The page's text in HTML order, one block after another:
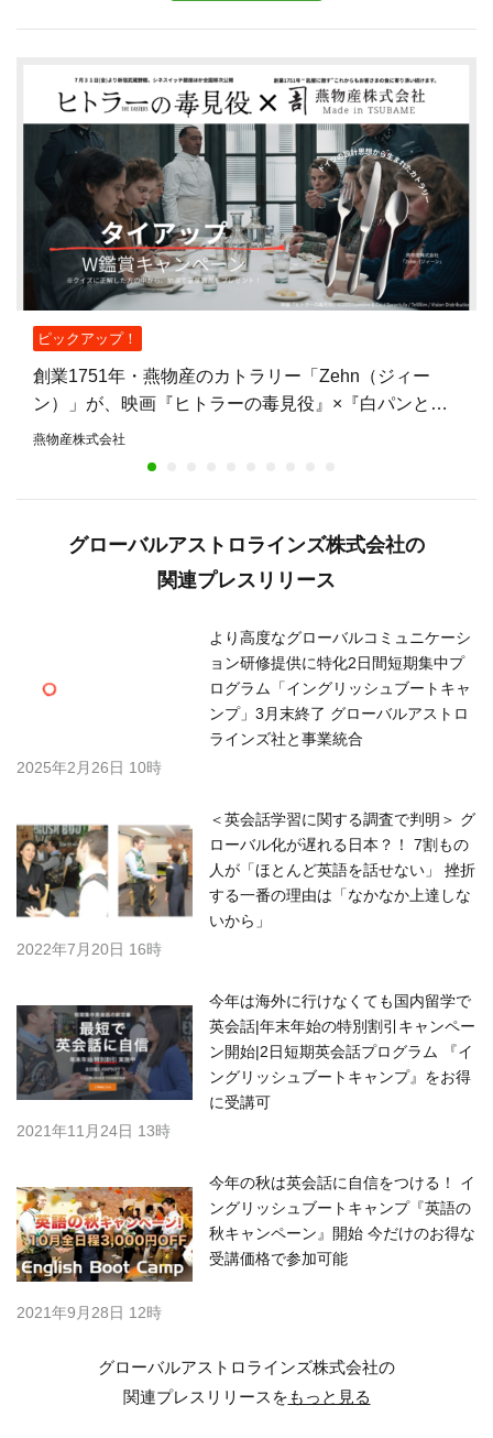
ピックアップ！
創業1751年・燕物産のカトラリー「Zehn（ジィー
ン）」が、映画『ヒトラーの毒見役』×『白パンと独
裁者』W鑑賞キャンペーンの賞品に——燕物産初の映
燕物産株式会社
グローバルアストロラインズ株式会社の
関連プレスリリース
より高度なグローバルコミュニケーシ
ョン研修提供に特化2日間短期集中プ
ログラム「イングリッシュブートキャ
ンプ」3月末終了 グローバルアストロ
ラインズ社と事業統合
2025年2月26日 10時
＜英会話学習に関する調査で判明＞ グ
ローバル化が遅れる日本？！ 7割もの
人が「ほとんど英語を話せない」 挫折
する一番の理由は「なかなか上達しな
いから」
2022年7月20日 16時
今年は海外に行けなくても国内留学で
英会話|年末年始の特別割引キャンペー
ン開始|2日短期英会話プログラム 『イ
ングリッシュブートキャンプ』をお得
に受講可
2021年11月24日 13時
今年の秋は英会話に自信をつける！ イ
ングリッシュブートキャンプ『英語の
秋キャンペーン』開始 今だけのお得な
受講価格で参加可能
2021年9月28日 12時
グローバルアストロラインズ株式会社の
関連プレスリリースをもっと見る